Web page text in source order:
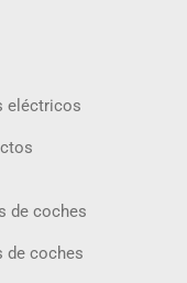
eléctricos
de coches
de coches